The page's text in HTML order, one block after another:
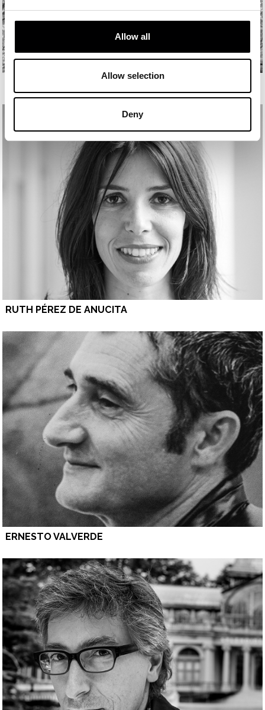
Allow all
Allow selection
Deny
ROBERTO LÓPEZ UFARTE
RUTH PÉREZ DE ANUCITA
ERNESTO VALVERDE